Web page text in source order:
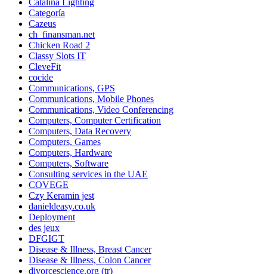
Categoría
Cazeus
ch_finansman.net
Chicken Road 2
Classy Slots IT
CleveFit
cocide
Communications, GPS
Communications, Mobile Phones
Communications, Video Conferencing
Computers, Computer Certification
Computers, Data Recovery
Computers, Games
Computers, Hardware
Computers, Software
Consulting services in the UAE
COVEGE
Czy Keramin jest
danieldeasy.co.uk
Deployment
des jeux
DFGIGT
Disease & Illness, Breast Cancer
Disease & Illness, Colon Cancer
divorcescience.org (tr)